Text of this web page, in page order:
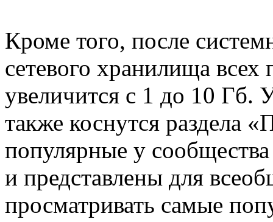
Кроме того, после
сетевого хранилища
увеличится с 1 до 10 Гб.
также коснутся раздела
популярные у
и представлены для
просматривать самые